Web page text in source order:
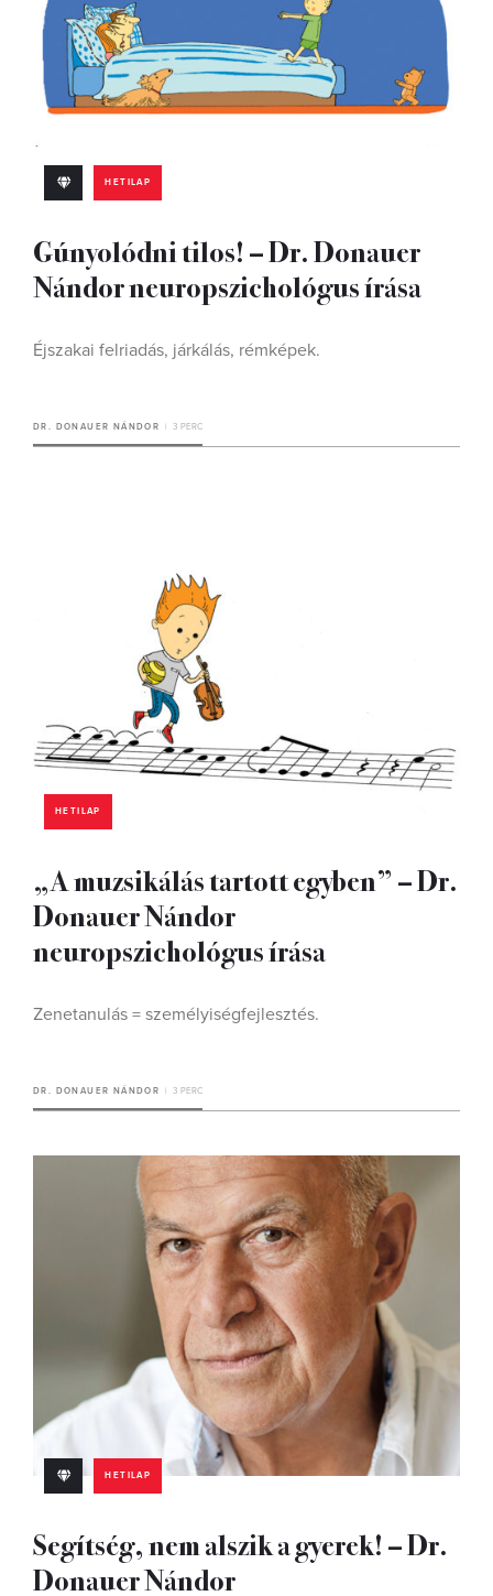
HETILAP
Gúnyolódni tilos! – Dr. Donauer
Nándor neuropszichológus írása
Éjszakai felriadás, járkálás, rémképek.
DR. DONAUER NÁNDOR 3 PERC
HETILAP
„A muzsikálás tartott egyben” – Dr.
Donauer Nándor
neuropszichológus írása
Zenetanulás = személyiségfejlesztés.
DR. DONAUER NÁNDOR 3 PERC
HETILAP
Segítség, nem alszik a gyerek! – Dr.
Donauer Nándor